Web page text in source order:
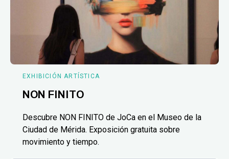
EXHIBICIÓN ARTÍSTICA
NON FINITO
Descubre NON FINITO de JoCa en el Museo de la
Ciudad de Mérida. Exposición gratuita sobre
movimiento y tiempo.